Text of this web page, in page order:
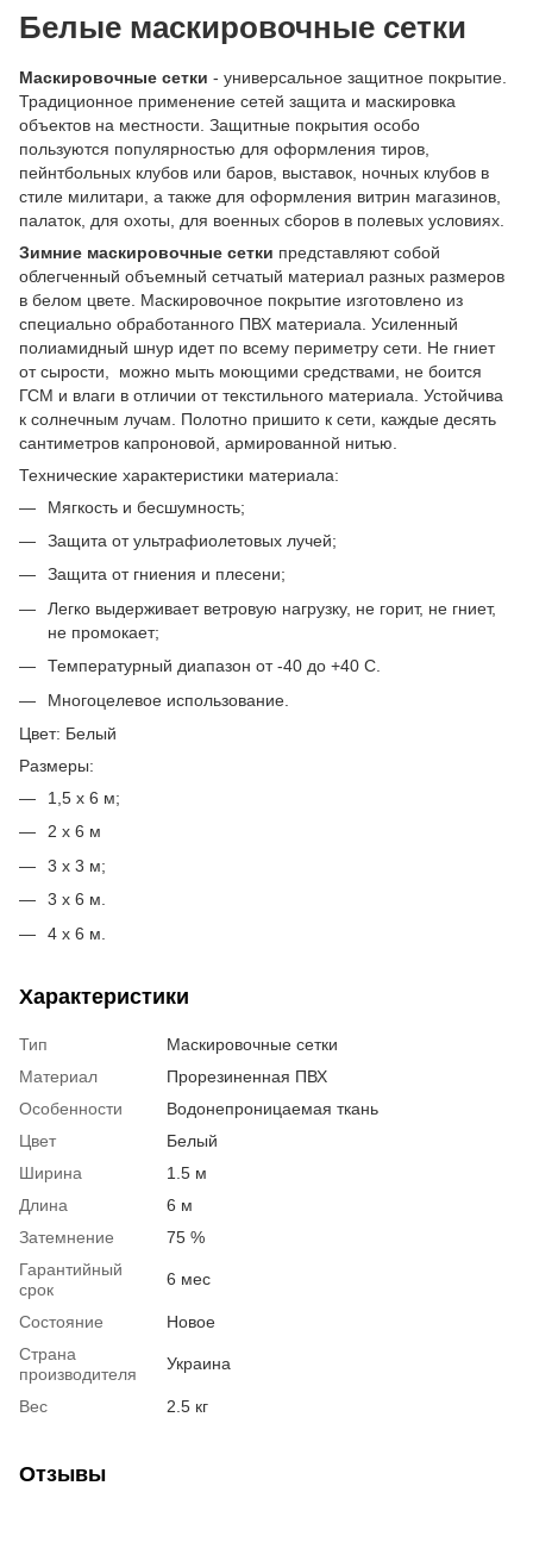
Белые маскировочные сетки
Маскировочные сетки - универсальное защитное покрытие.
Традиционное применение сетей защита и маскировка
объектов на местности. Защитные покрытия особо
пользуются популярностью для оформления тиров,
пейнтбольных клубов или баров, выставок, ночных клубов в
стиле милитари, а также для оформления витрин магазинов,
палаток, для охоты, для военных сборов в полевых условиях.
Зимние маскировочные сетки представляют собой
облегченный объемный сетчатый материал разных размеров
в белом цвете. Маскировочное покрытие изготовлено из
специально обработанного ПВХ материала. Усиленный
полиамидный шнур идет по всему периметру сети. Не гниет
от сырости, можно мыть моющими средствами, не боится
ГСМ и влаги в отличии от текстильного материала. Устойчива
к солнечным лучам. Полотно пришито к сети, каждые десять
сантиметров капроновой, армированной нитью.
Технические характеристики материала:
Мягкость и бесшумность;
Защита от ультрафиолетовых лучей;
Защита от гниения и плесени;
Легко выдерживает ветровую нагрузку, не горит, не гниет,
не промокает;
Температурный диапазон от -40 до +40 C.
Многоцелевое использование.
Цвет: Белый
Размеры:
1,5 х 6 м;
2 х 6 м
3 х 3 м;
3 х 6 м.
4 х 6 м.
Характеристики
Тип
Маскировочные сетки
Материал
Прорезиненная ПВХ
Особенности
Водонепроницаемая ткань
Цвет
Белый
Ширина
1.5 м
Длина
6 м
Затемнение
75 %
Гарантийный
срок
6 мес
Состояние
Новое
Страна
производителя
Украина
Вес 2.5 кг
Отзывы